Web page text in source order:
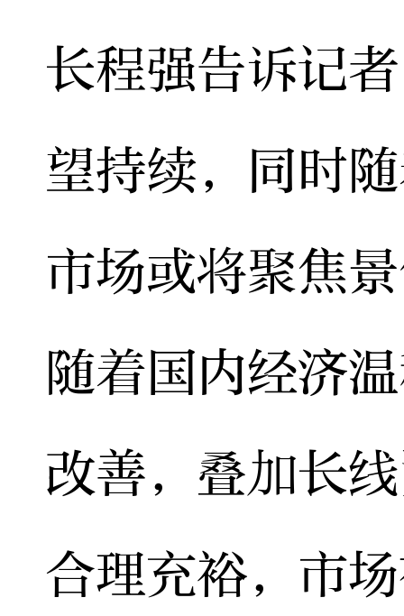
长程强告诉记
望持续，同时
市场或将聚焦
随着国内经济
改善，叠加长
合理充裕，市